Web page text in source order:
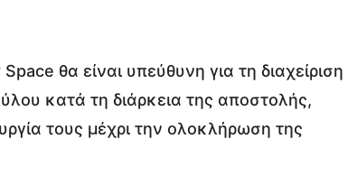
θα είναι υπεύθυνη για τη διαχείριση
κατά τη διάρκεια της αποστολής,
τους μέχρι την ολοκλήρωση της